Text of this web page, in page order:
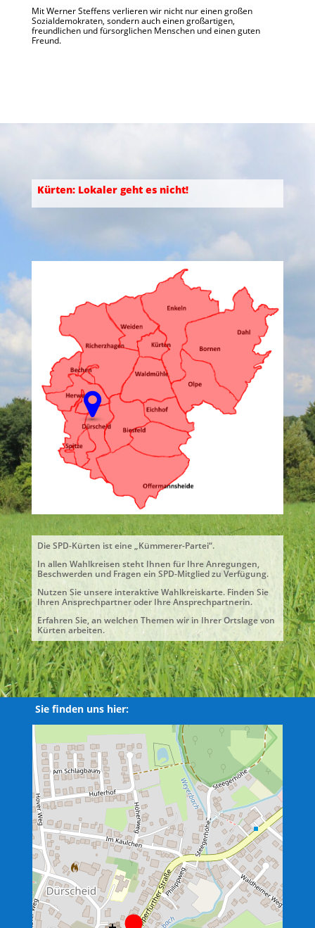
Mit Werner Steffens verlieren wir nicht nur einen großen
Sozialdemokraten, sondern auch einen großartigen,
freundlichen und fürsorglichen Menschen und einen guten
Freund.
Kürten: Lokaler geht es nicht!
Die SPD-Kürten ist eine „Kümmerer-Partei“.
In allen Wahlkreisen steht Ihnen für Ihre Anregungen,
Beschwerden und Fragen ein SPD-Mitglied zu Verfügung.
Nutzen Sie unsere interaktive Wahlkreiskarte. Finden Sie
Ihren Ansprechpartner oder Ihre Ansprechpartnerin.
Erfahren Sie, an welchen Themen wir in Ihrer Ortslage von
Kürten arbeiten.
Sie finden uns hier: